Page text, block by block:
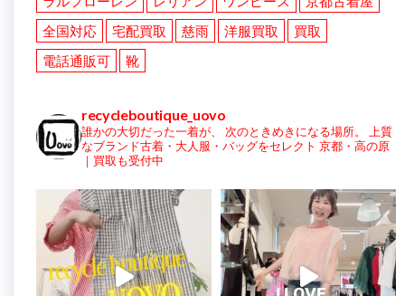
全国対応
宅配買取 慈雨 洋服買取
買取
電話通販可
靴
recycleboutique_uovo
誰かの大切だった一着が、 次のときめきになる場所。
上質
なブランド古着・大人服・バッグをセレクト 京都・高の原
｜買取も受付中